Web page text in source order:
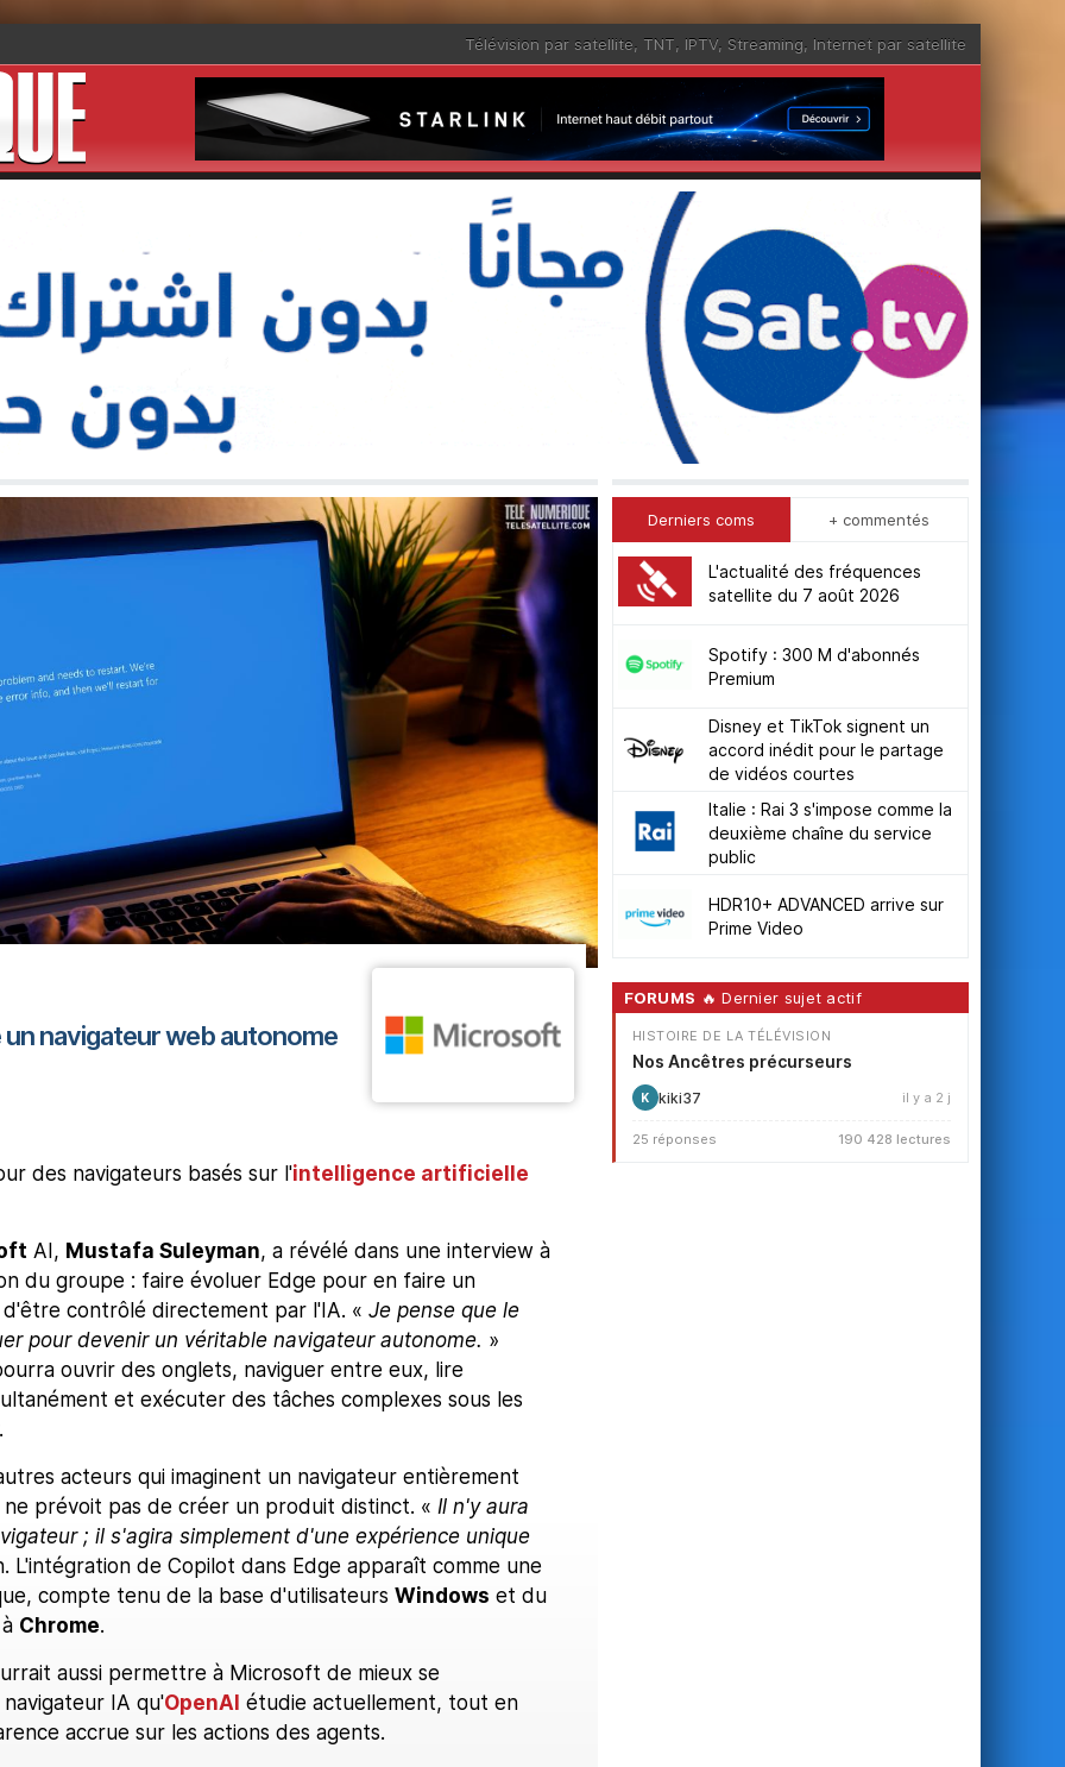
Télévision par satellite, TNT, IPTV, Streaming, Internet par satellite
navigateur web autonome
des navigateurs basés sur l'intelligence artificielle
AI, Mustafa Suleyman, a révélé dans une interview à
du groupe : faire évoluer Edge pour en faire un
contrôlé directement par l'IA. « Je pense que le
pour devenir un véritable navigateur autonome. »
ouvrir des onglets, naviguer entre eux, lire
et exécuter des tâches complexes sous les
acteurs qui imaginent un navigateur entièrement
prévoit pas de créer un produit distinct. « Il n'y aura
; il s'agira simplement d'une expérience unique
L'intégration de Copilot dans Edge apparaît comme une
compte tenu de la base d'utilisateurs Windows et du
Chrome.
aussi permettre à Microsoft de mieux se
IA qu'OpenAI étudie actuellement, tout en
accrue sur les actions des agents.
Derniers coms + commentés
L'actualité des fréquences
satellite du 7 août 2026
Spotify : 300 M d'abonnés
Premium
Disney et TikTok signent un
accord inédit pour le partage
de vidéos courtes
Italie : Rai 3 s'impose comme la
deuxième chaîne du service
public
HDR10+ ADVANCED arrive sur
Prime Video
FORUMS 🔥 Dernier sujet actif
HISTOIRE DE LA TÉLÉVISION
Nos Ancêtres précurseurs
K kiki37 il y a 2 j
25 réponses 190 428 lectures